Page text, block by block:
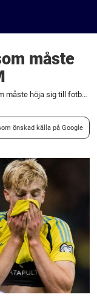
måste
Fem svenska spelare som måste höja sig till fotbolls-VM
önskad källa på Google